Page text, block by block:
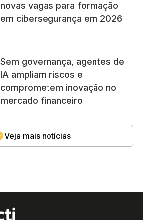
novas vagas para formação
em cibersegurança em 2026
Sem governança, agentes de
IA ampliam riscos e
comprometem inovação no
mercado financeiro
Veja mais notícias